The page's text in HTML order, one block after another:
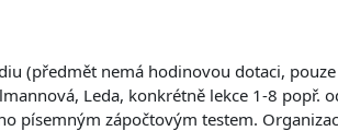
(předmět nemá hodinovou dotaci,
Leda, konkrétně lekce 1-8 popř.
písemným zápočtovým testem.